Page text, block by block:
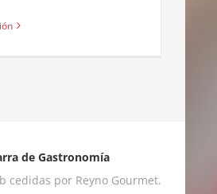
de Gastronomía
cedidas por Reyno Gourmet.